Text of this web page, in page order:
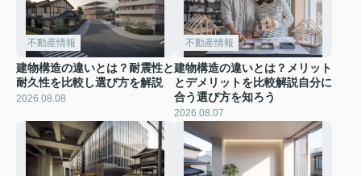
不動産情報
建物構造の違いとは？耐震性と
耐久性を比較し選び方を解説
2026.08.08
不動産情報
建物構造の違いとは？メリット
とデメリットを比較解説自分に
合う選び方を知ろう
2026.08.07